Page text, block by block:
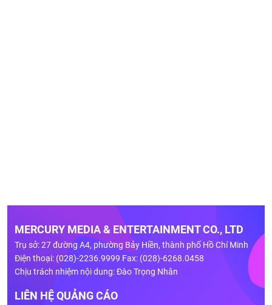
MERCURY MEDIA & ENTERTAINMENT CO., LTD
Trụ sở: 27 đường A4, phường Bảy Hiền, thành phố Hồ Chí Minh
Điện thoại: (028)-2236.9999 Fax: (028)-6268.0458
Chịu trách nhiệm nội dung: Đào Trọng Nhân
LIÊN HỆ QUẢNG CÁO